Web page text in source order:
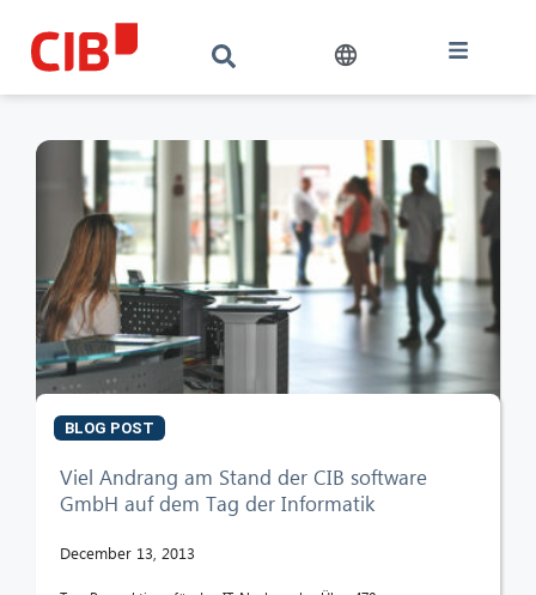
BLOG POST
Viel Andrang am Stand der CIB software
GmbH auf dem Tag der Informatik
December 13, 2013
Hello! What can I do for you?